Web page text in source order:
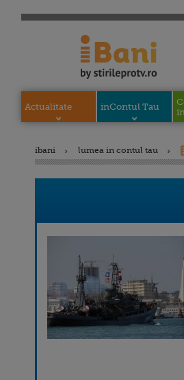
Actualitate inContul Tau
ibani lumea in contul tau